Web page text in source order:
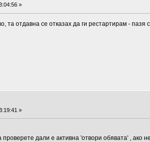
»
та отдавна се отказах да ги рестартирам - пазя
»
дали е активна 'отвори обявата' , ако